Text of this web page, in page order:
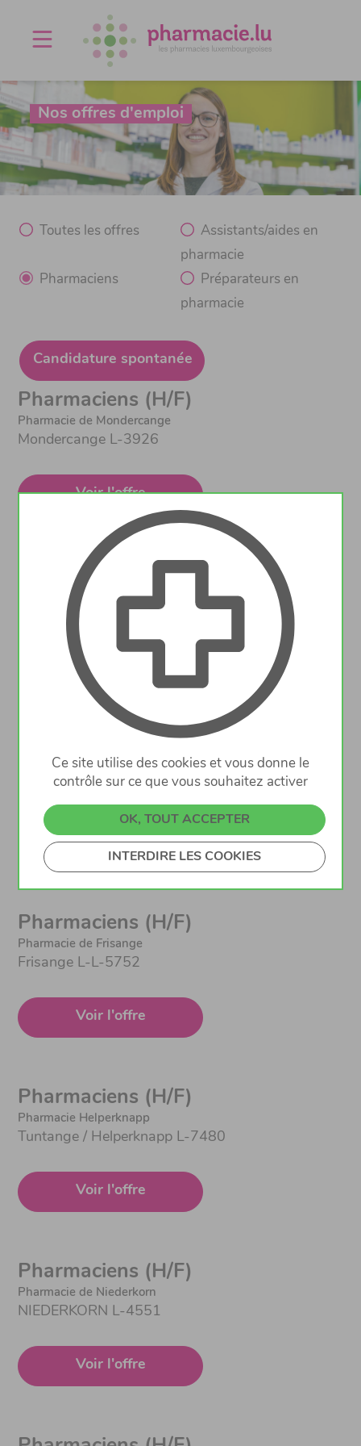
Nos offres d'emploi
Agenda
À propos
Contact
Toutes les offres
Assistants/aides en
pharmacie
Pharmaciens
Préparateurs en
pharmacie
Candidature spontanée
Pharmaciens (H/F)
Pharmacie de Mondercange
Mondercange L-3926
Voir l'offre
Pharmaciens (H/F)
Pharmacie de Niederanven
NIEDERANVEN L-6945
Voir l'offre
Pharmacie de Niederanven
NIEDERANVEN L-6945
Voir l'offre
Pharmaciens (H/F)
Pharmacie de Frisange
Frisange L-L-5752
Voir l'offre
Pharmaciens (H/F)
Pharmacie Helperknapp
Tuntange / Helperknapp L-7480
Voir l'offre
Pharmaciens (H/F)
Pharmacie de Niederkorn
NIEDERKORN L-4551
Voir l'offre
Ce site utilise des cookies et vous donne le
contrôle sur ce que vous souhaitez activer
OK, TOUT ACCEPTER
INTERDIRE LES COOKIES